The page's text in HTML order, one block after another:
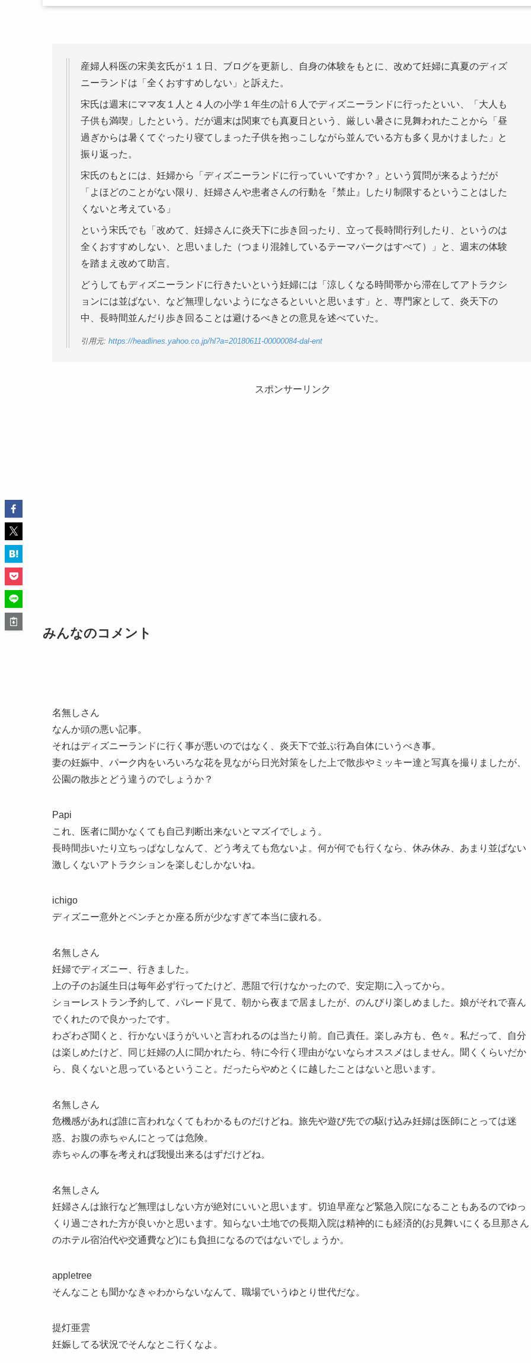
産婦人科医の宋美玄氏が１１日、ブログを更新し、自身の体験をもとに、改めて妊婦に真夏のディズ
ニーランドは「全くおすすめしない」と訴えた。
宋氏は週末にママ友１人と４人の小学１年生の計６人でディズニーランドに行ったといい、「大人も
子供も満喫」したという。だが週末は関東でも真夏日という、厳しい暑さに見舞われたことから「昼
過ぎからは暑くてぐったり寝てしまった子供を抱っこしながら並んでいる方も多く見かけました」と
振り返った。
宋氏のもとには、妊婦から「ディズニーランドに行っていいですか？」という質問が来るようだが
「よほどのことがない限り、妊婦さんや患者さんの行動を『禁止』したり制限するということはした
くないと考えている」
という宋氏でも「改めて、妊婦さんに炎天下に歩き回ったり、立って長時間行列したり、というのは
全くおすすめしない、と思いました（つまり混雑しているテーマパークはすべて）」と、週末の体験
を踏まえ改めて助言。
どうしてもディズニーランドに行きたいという妊婦には「涼しくなる時間帯から滞在してアトラクシ
ョンには並ばない、など無理しないようになさるといいと思います」と、専門家として、炎天下の
中、長時間並んだり歩き回ることは避けるべきとの意見を述べていた。
引用元: https://headlines.yahoo.co.jp/hl?a=20180611-00000084-dal-ent
スポンサーリンク
みんなのコメント
名無しさん
なんか頭の悪い記事。
それはディズニーランドに行く事が悪いのではなく、炎天下で並ぶ行為自体にいうべき事。
妻の妊娠中、パーク内をいろいろな花を見ながら日光対策をした上で散歩やミッキー達と写真を撮りましたが、
公園の散歩とどう違うのでしょうか？
Papi
これ、医者に聞かなくても自己判断出来ないとマズイでしょう。
長時間歩いたり立ちっぱなしなんて、どう考えても危ないよ。何が何でも行くなら、休み休み、あまり並ばない
激しくないアトラクションを楽しむしかないね。
ichigo
ディズニー意外とベンチとか座る所が少なすぎて本当に疲れる。
名無しさん
妊婦でディズニー、行きました。
上の子のお誕生日は毎年必ず行ってたけど、悪阻で行けなかったので、安定期に入ってから。
ショーレストラン予約して、パレード見て、朝から夜まで居ましたが、のんびり楽しめました。娘がそれで喜ん
でくれたので良かったです。
わざわざ聞くと、行かないほうがいいと言われるのは当たり前。自己責任。楽しみ方も、色々。私だって、自分
は楽しめたけど、同じ妊婦の人に聞かれたら、特に今行く理由がないならオススメはしません。聞くくらいだか
ら、良くないと思っているということ。だったらやめとくに越したことはないと思います。
名無しさん
危機感があれば誰に言われなくてもわかるものだけどね。旅先や遊び先での駆け込み妊婦は医師にとっては迷
惑、お腹の赤ちゃんにとっては危険。
赤ちゃんの事を考えれば我慢出来るはずだけどね。
名無しさん
妊婦さんは旅行など無理はしない方が絶対にいいと思います。切迫早産など緊急入院になることもあるのでゆっ
くり過ごされた方が良いかと思います。知らない土地での長期入院は精神的にも経済的(お見舞いにくる旦那さん
のホテル宿泊代や交通費など)にも負担になるのではないでしょうか。
appletree
そんなことも聞かなきゃわからないなんて、職場でいうゆとり世代だな。
提灯亜雲
妊娠してる状況でそんなとこ行くなよ。